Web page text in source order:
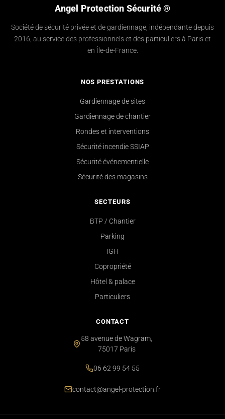
Angel Protection Sécurité ®
Société de sécurité privée et de gardiennage, indépendante depuis
2016, au service des professionnels et des particuliers à Paris et
en Île-de-France.
NOS PRESTATIONS
Gardiennage de sites
Gardiennage de chantier
Rondes et interventions
Sécurité incendie SSIAP
Sécurité événementielle
Sécurité des magasins
SECTEURS
BTP / Chantier
Parking
IGH
Copropriété
Hôtel & palace
Particuliers
CONTACT
58 avenue de Wagram,
75017 Paris
06 62 99 54 55
contact@angel-protection.fr